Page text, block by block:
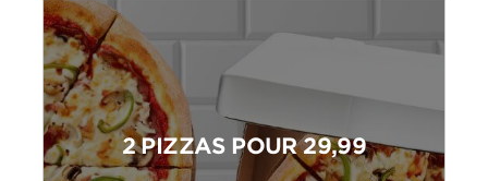
2 PIZZAS POUR 29,99